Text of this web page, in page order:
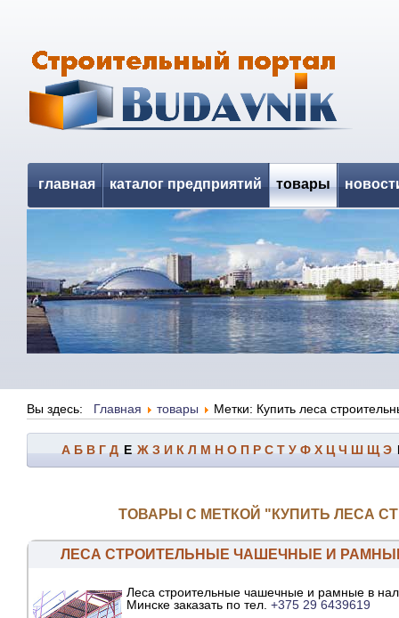
главная каталог предприятий товары
Вы здесь: Главная товары Метки: Купить леса
А Б В Г Д Е Ж З И К Л М Н О П Р С Т У Ф Х Ц Ч Ш Щ Э
ТОВАРЫ С МЕТКОЙ "КУПИТЬ ЛЕСА
ЛЕСА СТРОИТЕЛЬНЫЕ ЧАШЕЧНЫЕ И
Леса строительные чашечные и рамные в
Минске заказать по тел. +375 29 6439619